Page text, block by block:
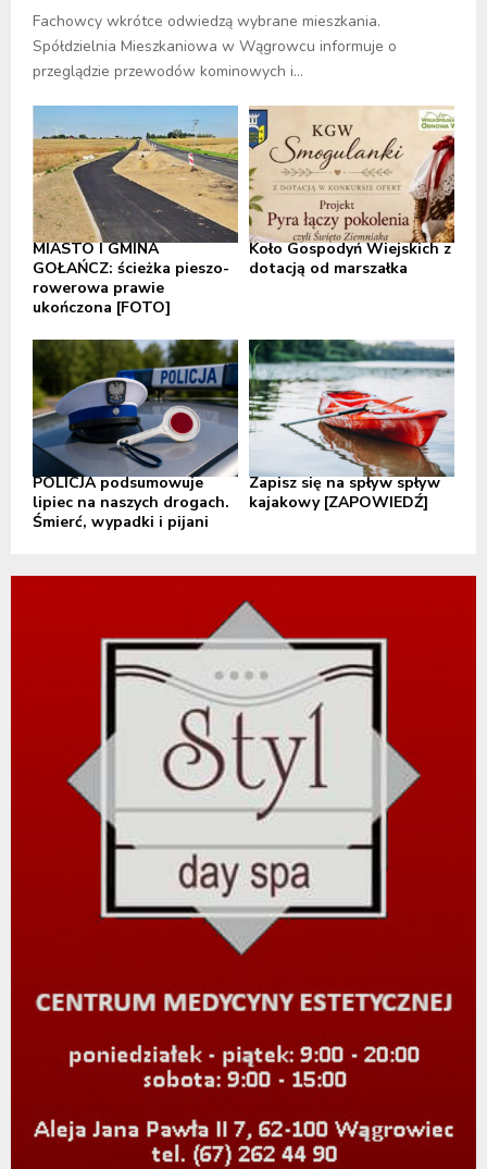
Fachowcy wkrótce odwiedzą wybrane mieszkania.
Spółdzielnia Mieszkaniowa w Wągrowcu informuje o
przeglądzie przewodów kominowych i...
MIASTO I GMINA
GOŁAŃCZ: ścieżka pieszo-
rowerowa prawie
ukończona [FOTO]
Koło Gospodyń Wiejskich z
dotacją od marszałka
POLICJA podsumowuje
lipiec na naszych drogach.
Śmierć, wypadki i pijani
Zapisz się na spływ spływ
kajakowy [ZAPOWIEDŹ]